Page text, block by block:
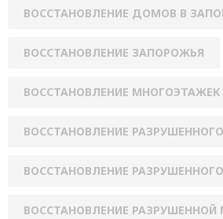
ВОССТАНОВЛЕНИЕ ДОМОВ В
ВОССТАНОВЛЕНИЕ ЗАПОРОЖЬЯ
ВОССТАНОВЛЕНИЕ МНОГОЭТАЖЕК
ВОССТАНОВЛЕНИЕ
ВОССТАНОВЛЕНИЕ
ВОССТАНОВЛЕНИЕ